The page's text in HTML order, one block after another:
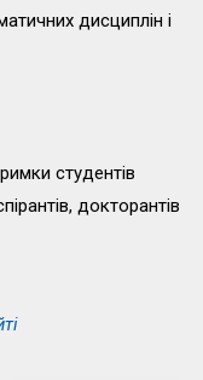
дисциплін і
студентів
докторантів